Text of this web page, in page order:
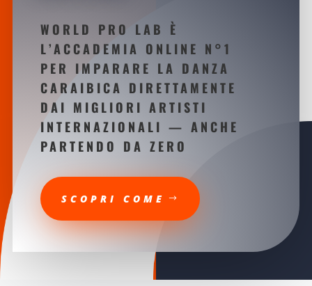
WORLD PRO LAB È
L’ACCADEMIA ONLINE N°1
PER IMPARARE LA DANZA
CARAIBICA DIRETTAMENTE
DAI MIGLIORI ARTISTI
INTERNAZIONALI — ANCHE
PARTENDO DA ZERO
SCOPRI COME